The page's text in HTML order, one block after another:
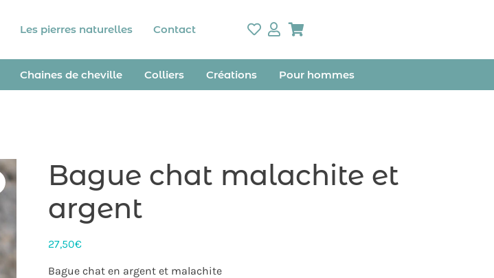
Les pierres naturelles Contact
Chaines de cheville Colliers Créations Pour hommes
Bague chat malachite et
argent
27,50€
Bague chat en argent et malachite